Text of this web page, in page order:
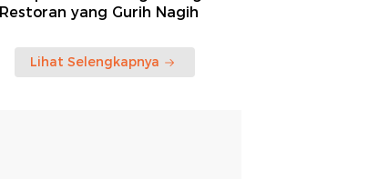
Restoran yang Gurih Nagih
Lihat Selengkapnya